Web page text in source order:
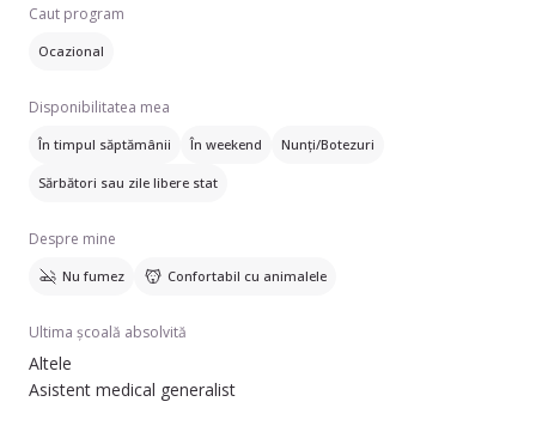
experiență de 5 ani în îngrijirea copiilor din diferite categorii de
vârstă: sugari (0-1 ani), preșcolari (1-3 ani și 4-6 ani) și școlari
Vorbiți maghiară și greacă. De asemenea, sunt asistent
suplimentară pentru copiii care au nevoie de atenție specială.
Caut program
Ocazional
Disponibilitatea mea
În timpul săptămânii În weekend Nunți/Botezuri
Sărbători sau zile libere stat
Despre mine
Nu fumez Confortabil cu animalele
Ultima școală absolvită
Altele
Asistent medical generalist